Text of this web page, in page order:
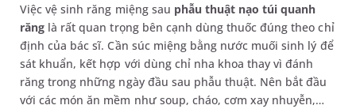
Việc vệ sinh răng miệng sau phẫu thuật nạo túi quanh
răng là rất quan trọng bên cạnh dùng thuốc đúng theo chỉ
định của bác sĩ. Cần súc miệng bằng nước muối sinh lý để
sát khuẩn, kết hợp với dùng chỉ nha khoa thay vì đánh
răng trong những ngày đầu sau phẫu thuật. Nên bắt đầu
với các món ăn mềm như soup, cháo, cơm xay nhuyễn,…